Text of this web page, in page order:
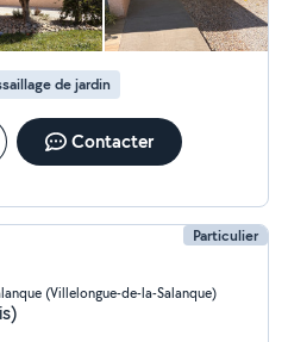
de jardin
Contacter
Particulier
(Villelongue-de-la-Salanque)